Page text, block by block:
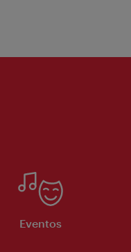
Eventos